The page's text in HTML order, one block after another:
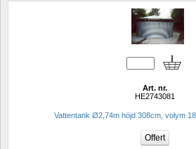
Art. nr.
HE2743081
Vattentank Ø2,74m höjd 308cm, volym